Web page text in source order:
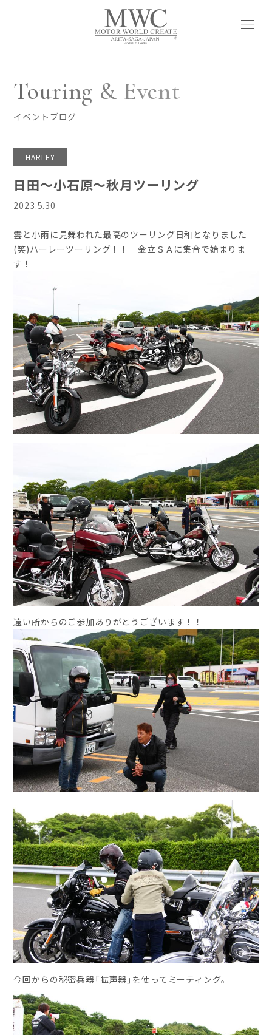
menu
Touring & Event
イベントブログ
HARLEY
日田～小石原～秋月ツーリング
2023.5.30
雲と小雨に見舞われた最高のツーリング日和となりました
(笑)ハーレーツーリング！！ 金立ＳＡに集合で始まりま
す！
遠い所からのご参加ありがとうございます！！
今回からの秘密兵器「拡声器」を使ってミーティング。